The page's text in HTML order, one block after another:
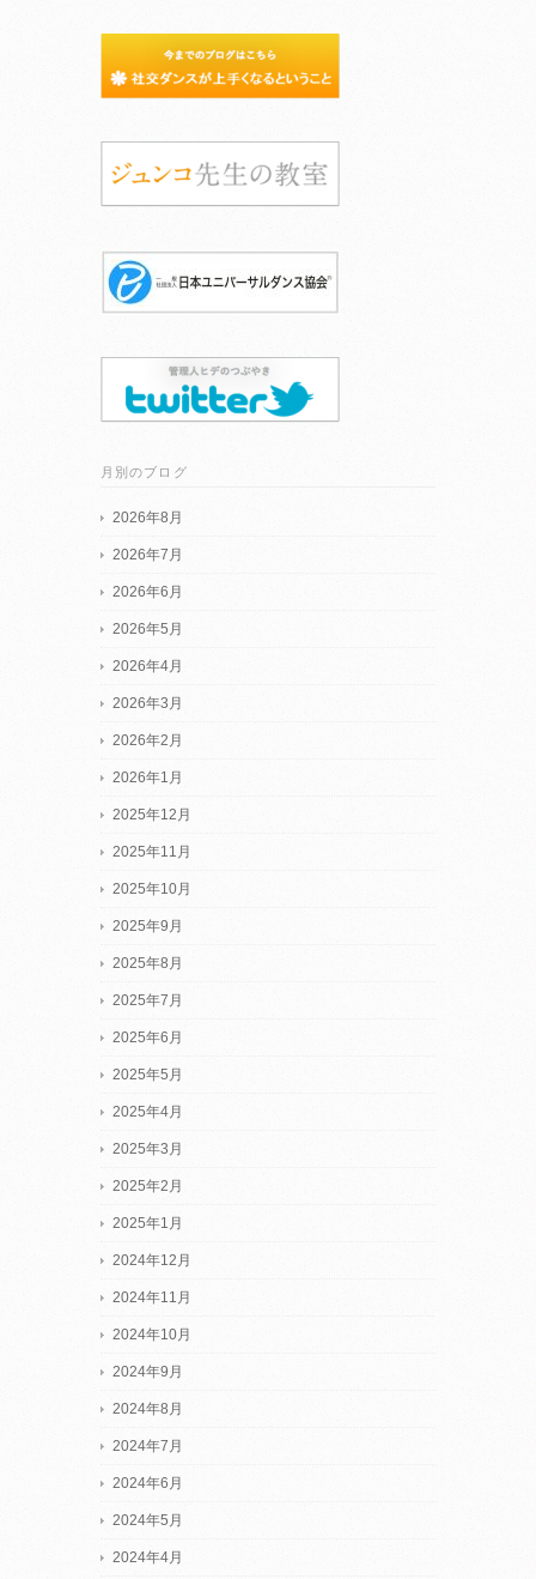
月別のブログ
2026年8月
2026年7月
2026年6月
2026年5月
2026年4月
2026年3月
2026年2月
2026年1月
2025年12月
2025年11月
2025年10月
2025年9月
2025年8月
2025年7月
2025年6月
2025年5月
2025年4月
2025年3月
2025年2月
2025年1月
2024年12月
2024年11月
2024年10月
2024年9月
2024年8月
2024年7月
2024年6月
2024年5月
2024年4月